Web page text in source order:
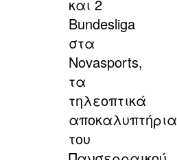
και 2
Bundesliga
στα
Novasports,
τα
τηλεοπτικά
αποκαλυπτήρια
του